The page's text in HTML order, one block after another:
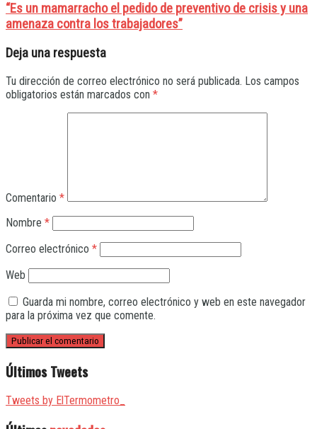
“Es un mamarracho el pedido de preventivo de crisis y una
amenaza contra los trabajadores”
Deja una respuesta
Tu dirección de correo electrónico no será publicada. Los campos
obligatorios están marcados con *
Comentario *
Nombre *
Correo electrónico *
Web
Guarda mi nombre, correo electrónico y web en este navegador
para la próxima vez que comente.
Últimos Tweets
Tweets by ElTermometro_